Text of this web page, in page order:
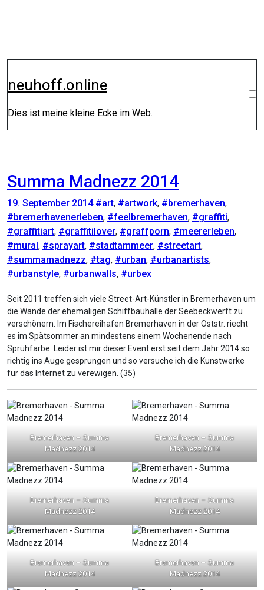
neuhoff.online
Dies ist meine kleine Ecke im Web.
Summa Madnezz 2014
19. September 2014 #art, #artwork, #bremerhaven,
#bremerhavenerleben, #feelbremerhaven, #graffiti,
#graffitiart, #graffitilover, #graffporn, #meererleben,
#mural, #sprayart, #stadtammeer, #streetart,
#summamadnezz, #tag, #urban, #urbanartists,
#urbanstyle, #urbanwalls, #urbex
Seit 2011 treffen sich viele Street-Art-Künstler in Bremerhaven um
die Wände der ehemaligen Schiffbauhalle der Seebeckwerft zu
verschönern. Im Fischereihafen Bremerhaven in der Oststr. riecht
es im Spätsommer an mindestens einem Wochenende nach
Sprühfarbe. Leider ist mir dieser Event erst seit dem Jahr 2014 so
richtig ins Auge gesprungen und so versuche ich die Kunstwerke
für das Internet zu verewigen. (35)
Bremerhaven – Summa
Madnezz 2014
Bremerhaven – Summa
Madnezz 2014
Bremerhaven – Summa
Madnezz 2014
Bremerhaven – Summa
Madnezz 2014
Bremerhaven – Summa
Madnezz 2014
Bremerhaven – Summa
Madnezz 2014